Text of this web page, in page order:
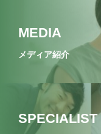
MEDIA
メディア紹介
SPECIALIST